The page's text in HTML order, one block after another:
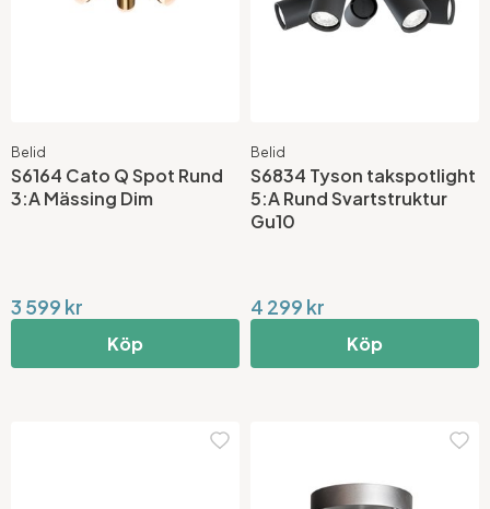
Belid
S6164 Cato Q Spot Rund
3:A Mässing Dim
3 599 kr
Köp
Belid
S6834 Tyson takspotlight
5:A Rund Svartstruktur
Gu10
4 299 kr
Köp